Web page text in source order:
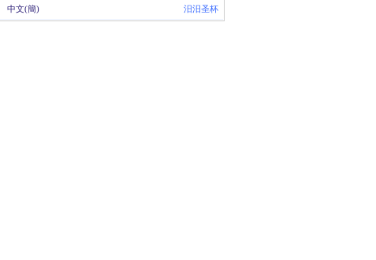
中文(簡) 汨汨圣杯